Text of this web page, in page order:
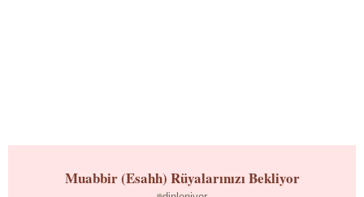
Muabbir (Esahh) Rüyalarınızı Bekliyor